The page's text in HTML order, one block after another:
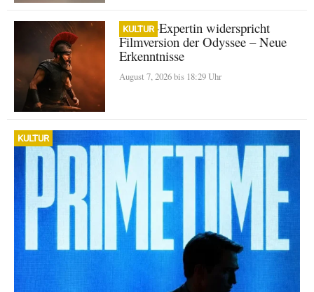
KULTUR
Homer-Expertin widerspricht
Filmversion der Odyssee – Neue
Erkenntnisse
August 7, 2026 bis 18:29 Uhr
KULTUR